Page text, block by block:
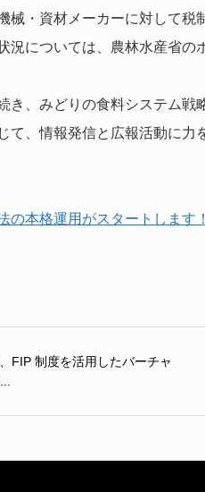
械・資材メーカーに対して
況については、農林水産省の
き、みどりの食料システム
て、情報発信と広報活動に力
の本格運用がスタートします！
FIP 制度を活用したバーチャ